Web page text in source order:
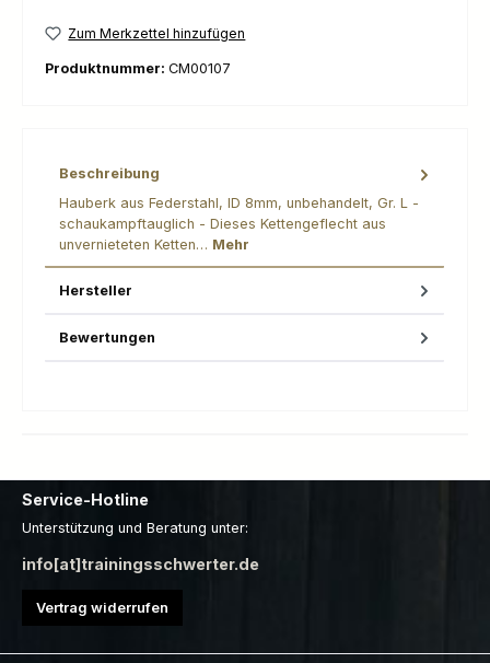
Zum Merkzettel hinzufügen
Produktnummer: CM00107
Beschreibung
Hauberk aus Federstahl, ID 8mm, unbehandelt, Gr. L -
schaukampftauglich - Dieses Kettengeflecht aus
unvernieteten Ketten… Mehr
Hersteller
Bewertungen
Service-Hotline
Unterstützung und Beratung unter:
info[at]trainingsschwerter.de
Vertrag widerrufen